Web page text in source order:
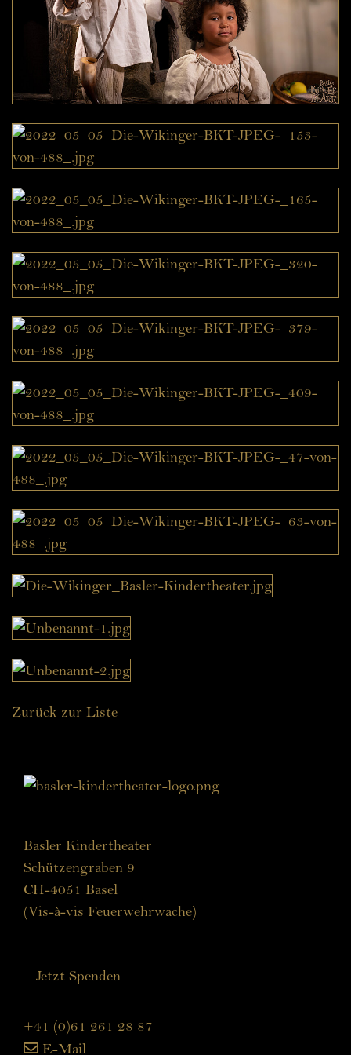
Zurück zur Liste
Basler Kindertheater
Schützengraben 9
CH-4051 Basel
(Vis-à-vis Feuerwehrwache)
Jetzt Spenden
+41 (0)61 261 28 87
E-Mail